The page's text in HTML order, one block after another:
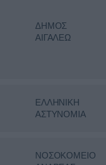
ΔΗΜΟΣ
ΑΙΓΑΛΕΩ
ΕΛΛΗΝΙΚΗ
ΑΣΤΥΝΟΜΙΑ
ΝΟΣΟΚΟΜΕΙΟ